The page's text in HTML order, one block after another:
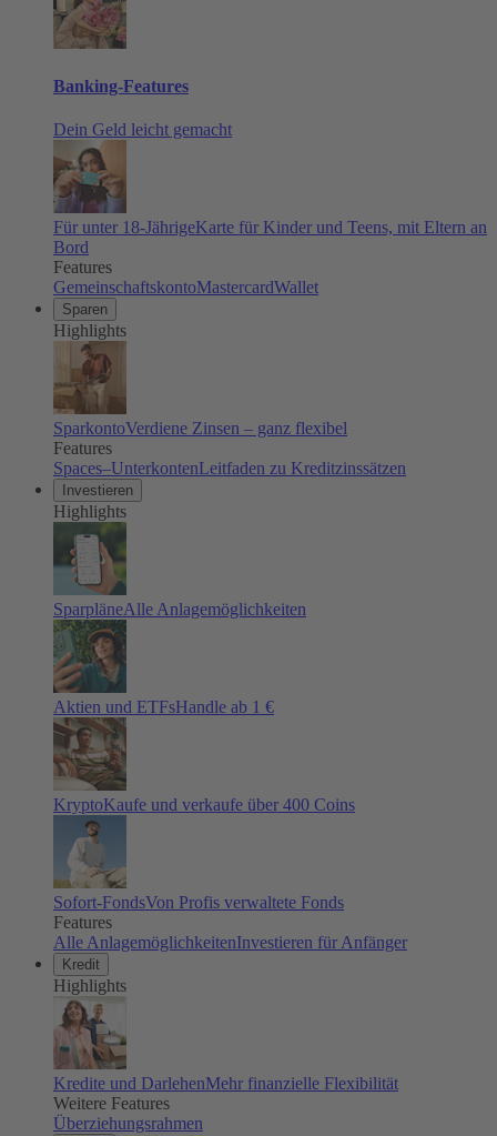
Banking-Features
Dein Geld leicht gemacht
Für unter 18-JährigeKarte für Kinder und Teens, mit Eltern an
Bord
Features
GemeinschaftskontoMastercardWallet
Sparen
Highlights
SparkontoVerdiene Zinsen – ganz flexibel
Features
Spaces–UnterkontenLeitfaden zu Kreditzinssätzen
Investieren
Highlights
SparpläneAlle Anlagemöglichkeiten
Aktien und ETFsHandle ab 1 €
KryptoKaufe und verkaufe über 400 Coins
Sofort-FondsVon Profis verwaltete Fonds
Features
Alle AnlagemöglichkeitenInvestieren für Anfänger
Kredit
Highlights
Kredite und DarlehenMehr finanzielle Flexibilität
Weitere Features
Überziehungsrahmen